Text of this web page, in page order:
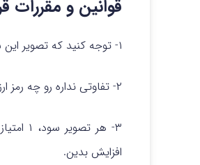
قوانین و مقررات
۱- توجه کنید که تصویر این سود باید مربوط به معامله از تاریخ
۲- تفاوتی نداره رو چه رمز ارزی یا با چه اهرمی در بازار تعهدی معامله باز می کنید. فقط تصویر سود مهمه!
۳- هر
افزایش بدین.